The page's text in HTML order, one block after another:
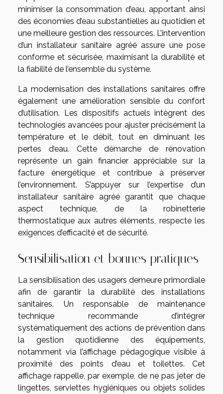
minimiser la consommation d’eau, apportant ainsi
des économies d’eau substantielles au quotidien et
une meilleure gestion des ressources. L’intervention
d’un installateur sanitaire agréé assure une pose
conforme et sécurisée, maximisant la durabilité et
la fiabilité de l’ensemble du système.
La modernisation des installations sanitaires offre
également une amélioration sensible du confort
d’utilisation. Les dispositifs actuels intègrent des
technologies avancées pour ajuster précisément la
température et le débit, tout en diminuant les
pertes d’eau. Cette démarche de rénovation
représente un gain financier appréciable sur la
facture énergétique et contribue à préserver
l’environnement. S’appuyer sur l’expertise d’un
installateur sanitaire agréé garantit que chaque
aspect technique, de la robinetterie
thermostatique aux autres éléments, respecte les
exigences d’efficacité et de sécurité.
Sensibilisation et bonnes pratiques
La sensibilisation des usagers demeure primordiale
afin de garantir la durabilité des installations
sanitaires. Un responsable de maintenance
technique recommande d’intégrer
systématiquement des actions de prévention dans
la gestion quotidienne des équipements,
notamment via l’affichage pédagogique visible à
proximité des points d’eau et toilettes. Cet
affichage rappelle, par exemple, de ne pas jeter de
lingettes, serviettes hygiéniques ou objets solides